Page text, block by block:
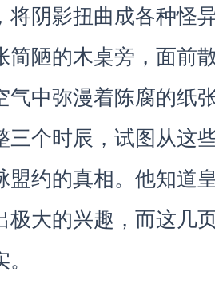
将阴影扭曲成各种怪
简陋的木桌旁，面前
气中弥漫着陈腐的纸
三个时辰，试图从这
盟约的真相。他知道
极大的兴趣，而这几